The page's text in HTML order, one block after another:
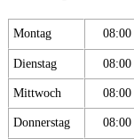
Montag
Dienstag
Mittwoch
Donnerstag